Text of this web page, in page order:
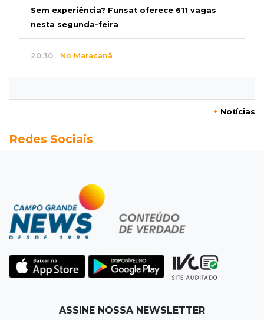
Sem experiência? Funsat oferece 611 vagas
nesta segunda-feira
20:30 No Maracanã
Seleções em MS têm salários de até R$ 8,2 mil;
Jardim Itatiaia
Vigia é amarrado durante roubo de carro e
dois caminhões em pátio
Corinthians vence Bragantino por 2 a 0 e sobe
para 7º no Brasileirão
Na Vila Belmiro
+ Notícias
Redes Sociais
ASSINE NOSSA NEWSLETTER